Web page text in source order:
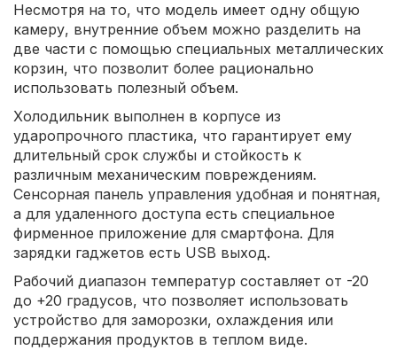
Несмотря на то, что модель имеет одну общую
камеру, внутренние объем можно разделить на
две части с помощью специальных металлических
корзин, что позволит более рационально
использовать полезный объем.
Холодильник выполнен в корпусе из
ударопрочного пластика, что гарантирует ему
длительный срок службы и стойкость к
различным механическим повреждениям.
Сенсорная панель управления удобная и понятная,
а для удаленного доступа есть специальное
фирменное приложение для смартфона. Для
зарядки гаджетов есть USB выход.
Рабочий диапазон температур составляет от -20
до +20 градусов, что позволяет использовать
устройство для заморозки, охлаждения или
поддержания продуктов в теплом виде.